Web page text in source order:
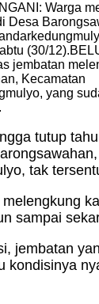
Warga
Desa
(30/
jembatan
Kecamatan
yang
tutup
tak
sampai
jembatan
kondisinya